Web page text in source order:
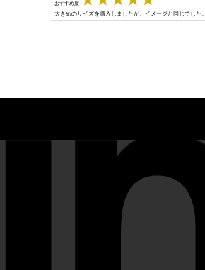
おすすめ度
大きめのサイズを購入しましたが、イメージと同じでした。